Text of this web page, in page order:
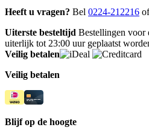
Heeft u vragen? Bel 0224-212216
Uiterste besteltijd Bestellingen voor
uiterlijk tot 23:00 uur geplaatst
Veilig betalen
Veilig betalen
Blijf op de hoogte